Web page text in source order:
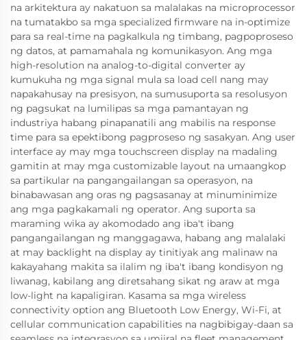
na arkitektura ay nakatuon sa malalakas na microprocessor
na tumatakbo sa mga specialized firmware na in-optimize
para sa real-time na pagkalkula ng timbang, pagpoproseso
ng datos, at pamamahala ng komunikasyon. Ang mga
high-resolution na analog-to-digital converter ay
kumukuha ng mga signal mula sa load cell nang may
napakahusay na presisyon, na sumusuporta sa resolusyon
ng pagsukat na lumilipas sa mga pamantayan ng
industriya habang pinapanatili ang mabilis na response
time para sa epektibong pagproseso ng sasakyan. Ang user
interface ay may mga touchscreen display na madaling
gamitin at may mga customizable layout na umaangkop
sa partikular na pangangailangan sa operasyon, na
binabawasan ang oras ng pagsasanay at minuminimize
ang mga pagkakamali ng operator. Ang suporta sa
maraming wika ay akomodado ang iba't ibang
pangangailangan ng manggagawa, habang ang malalaki
at may backlight na display ay tinitiyak ang malinaw na
kakayahang makita sa ilalim ng iba't ibang kondisyon ng
liwanag, kabilang ang diretsahang sikat ng araw at mga
low-light na kapaligiran. Kasama sa mga wireless
connectivity option ang Bluetooth Low Energy, Wi-Fi, at
cellular communication capabilities na nagbibigay-daan sa